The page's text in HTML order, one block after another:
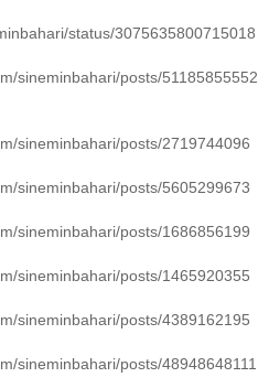
status/3075635800715018
sineminbahari/posts/51185855552
sineminbahari/posts/2719744096
sineminbahari/posts/5605299673
sineminbahari/posts/1686856199
sineminbahari/posts/1465920355
sineminbahari/posts/4389162195
sineminbahari/posts/48948648111